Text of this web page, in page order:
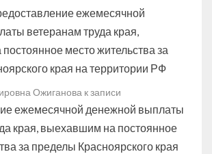
ежемесячной
ветеранам труда края,
место жительства за
края на территории РФ
Ожиганова к записи
ежемесячной денежной выплаты
края, выехавшим на постоянное
за пределы Красноярского края